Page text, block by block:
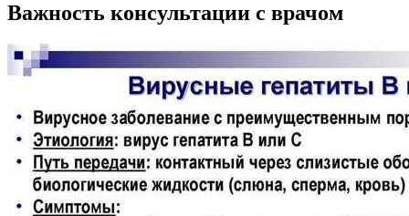
Важность консультации с врачом